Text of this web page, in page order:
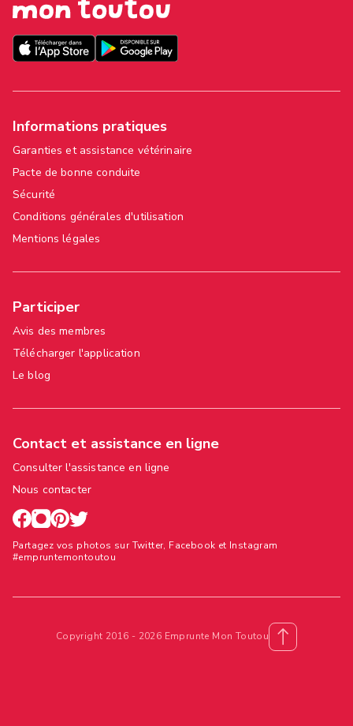
Informations pratiques
Garanties et assistance vétérinaire
Pacte de bonne conduite
Sécurité
Conditions générales d'utilisation
Mentions légales
Participer
Avis des membres
Télécharger l'application
Le blog
Contact et assistance en ligne
Consulter l'assistance en ligne
Nous contacter
Partagez vos photos sur Twitter, Facebook et Instagram
#empruntemontoutou
Copyright 2016 - 2026 Emprunte Mon Toutou